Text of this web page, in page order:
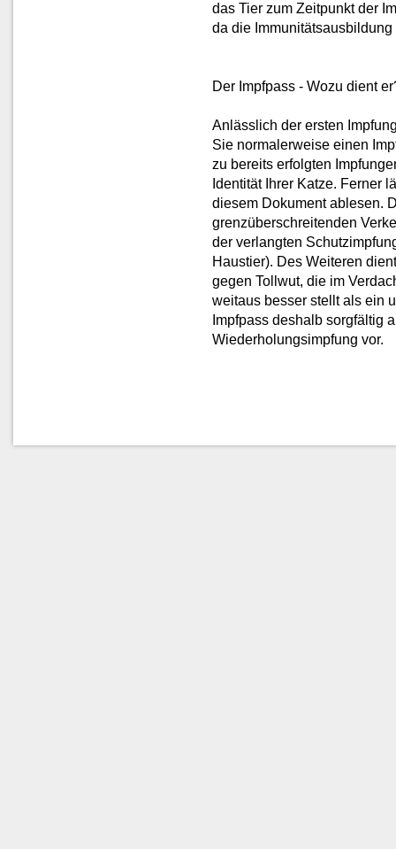
das Tier zum Zeitpunkt der
da die
Der Impfpass - Wozu dient
Anlässlich der ersten
Sie normalerweise einen
zu bereits erfolgten
Identität Ihrer Katze. Ferner
diesem Dokument ablesen.
grenzüberschreitenden
der verlangten
Haustier). Des Weiteren
gegen Tollwut, die im
weitaus besser stellt als ein
Impfpass deshalb sorgfältig
Wiederholungsimpfung vor.